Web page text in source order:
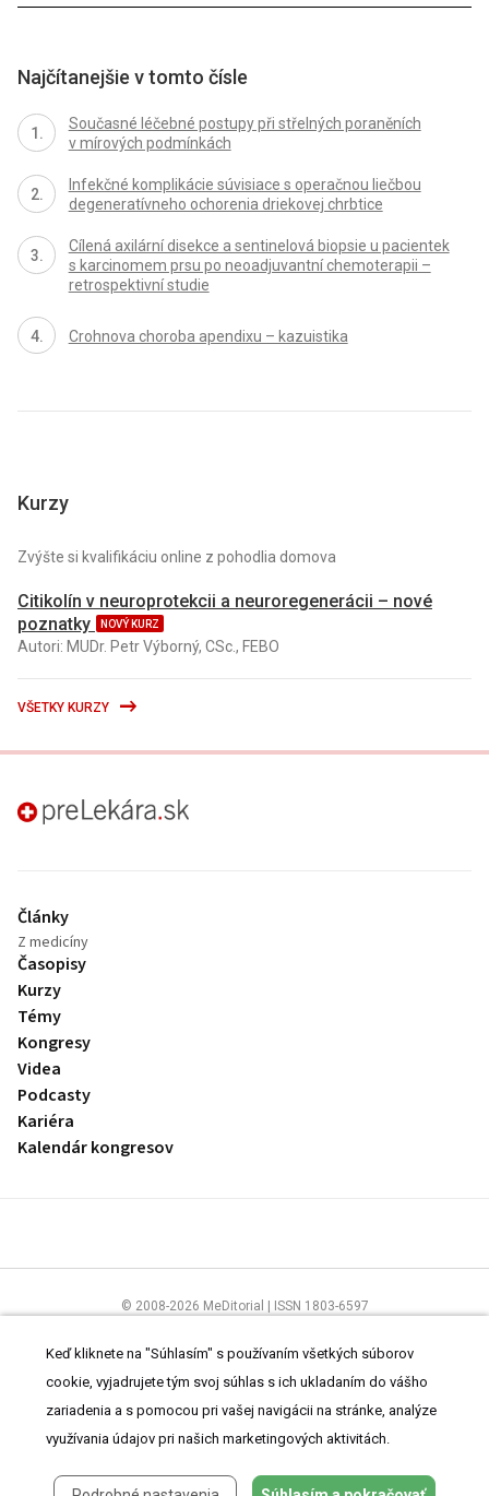
Najčítanejšie v tomto čísle
Současné léčebné postupy při střelných poraněních
v mírových podmínkách
Infekčné komplikácie súvisiace s operačnou liečbou
degeneratívneho ochorenia driekovej chrbtice
Cílená axilární disekce a sentinelová biopsie u pacientek
s karcinomem prsu po neoadjuvantní chemoterapii –
retrospektivní studie
Crohnova choroba apendixu – kazuistika
Kurzy
Zvýšte si kvalifikáciu online z pohodlia domova
Citikolín v neuroprotekcii a neuroregenerácii – nové
poznatky
NOVÝ KURZ
Autori: MUDr. Petr Výborný, CSc., FEBO
VŠETKY KURZY
preLekára.sk
Články
Z medicíny
Časopisy
Kurzy
Témy
Kongresy
Videa
Podcasty
Kariéra
Kalendár kongresov
© 2008-2026 MeDitorial | ISSN 1803-6597
ČítajteprehlásenieaZásady spracovania osobných údajov
Keď kliknete na "Súhlasím" s používaním všetkých súborov
cookie, vyjadrujete tým svoj súhlas s ich ukladaním do vášho
zariadenia a s pomocou pri vašej navigácii na stránke, analýze
využívania údajov pri našich marketingových aktivitách.